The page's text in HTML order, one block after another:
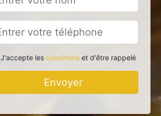
J'accepte les conditionset d'être rappelé
Envoyer